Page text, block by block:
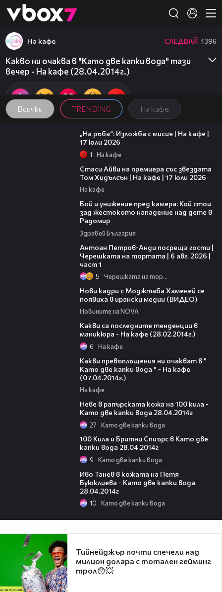
👾
Всички TRENDING На кафе
На кафе СЛЕДВАЙ 1396
Какво ни очаква в "Като две капки вода" тази
вечер - На кафе (28.04.2014г.)
09:09
„На ръба“: Изложба с мисия | На кафе |
17 юли 2026
1 На кафе
Стаси Айви на премиера със звездата
Том Хидълсън | На кафе | 17 юли 2026
На кафе
Бой и унижение пред камера: Кой стои
зад жестокото нападение над дете в
Радомир
Здравей България
Антоан Петров-Анди посреща гости |
Черешката на тортата | 6 авг. 2026 |
част 1
5 Черешката на тортата
Нови кадри с Моджтаба Хаменей се
появиха в ирански медии (ВИДЕО)
Новините на NOVA
Какви са последните тенденции в
маникюра - На кафе (28.02.2014г.)
6 На кафе
Какви превъплъщения ни очакват в "
Като две капки вода " - На кафе
(07.04.2014г.)
На кафе
Неве в рапърската кожа на 100 кила -
Като две капки вода 28.04.2014г
27 Като две капки вода
100 Кила и Бритни Спиърс в Като две
капки вода 28.04.2014г
9 Като две капки вода
Иво Танев в кожата на Петя
Буюклиева - Като две капки вода
28.04.2014г
10 Като две капки вода
Тийнейджър почти спечели над
милион долара с тотален гейминг
трол😯💥